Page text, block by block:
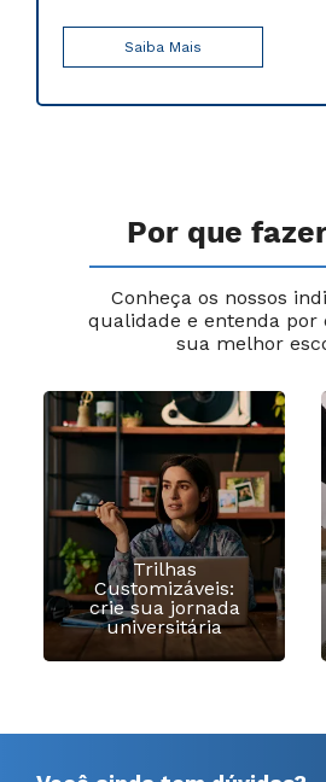
Saiba Mais
Por que
Conheça os nossos
qualidade e entenda por
sua melhor
Trilhas
Customizáveis:
crie sua jornada
universitária